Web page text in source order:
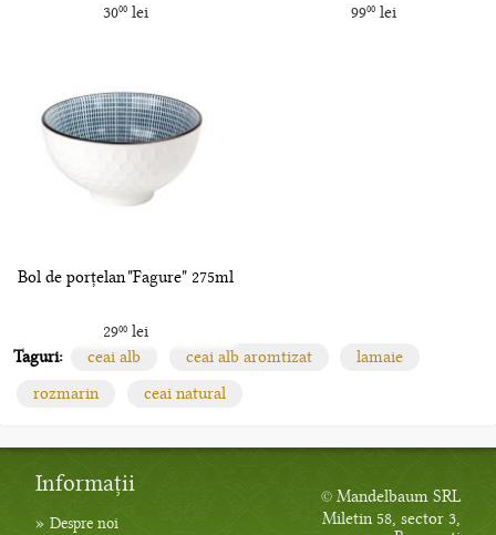
3000lei
9900lei
Bol de porțelan "Fagure" 275ml
2900lei
Taguri:
ceai alb ceai alb aromtizat
lamaie
rozmarin
ceai natural
Informații
» Despre noi
© Mandelbaum SRL
Miletin 58, sector 3,